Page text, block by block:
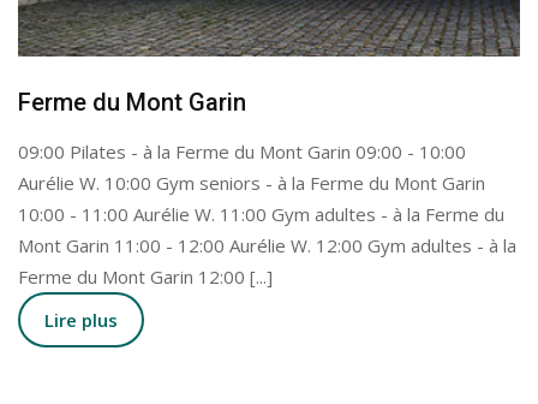
Ferme du Mont Garin
09:00 Pilates - à la Ferme du Mont Garin 09:00 - 10:00
Aurélie W. 10:00 Gym seniors - à la Ferme du Mont Garin
10:00 - 11:00 Aurélie W. 11:00 Gym adultes - à la Ferme du
Mont Garin 11:00 - 12:00 Aurélie W. 12:00 Gym adultes - à la
Ferme du Mont Garin 12:00 [...]
Lire plus